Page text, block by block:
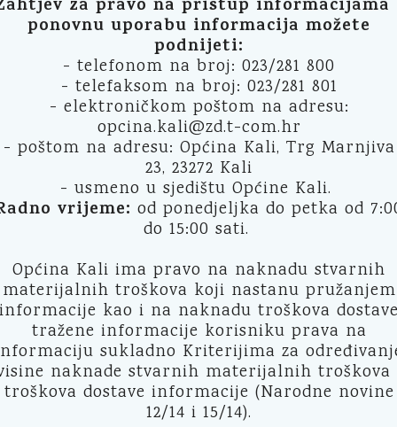
za pravo na pristup informacijama
ponovnu uporabu informacija možete
podnijeti:
- telefonom na broj: 023/281 800
- telefaksom na broj: 023/281 801
- elektroničkom poštom na adresu:
opcina.kali@zd.t-com.hr
- poštom na adresu: Općina Kali, Trg Marnjiva
23, 23272 Kali
- usmeno u sjedištu Općine Kali.
vrijeme: od ponedjeljka do petka od
do 15:00 sati.
Općina Kali ima pravo na naknadu stvarnih
materijalnih troškova koji nastanu pružanjem
informacije kao i na naknadu troškova
tražene informacije korisniku prava na
sukladno Kriterijima za
naknade stvarnih materijalnih troškova
troškova dostave informacije (Narodne novine
12/14 i 15/14).